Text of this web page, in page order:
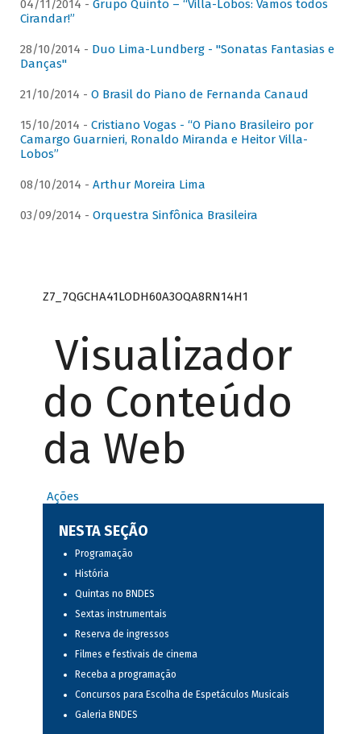
04/11/2014 - Grupo Quinto – “Villa-Lobos: Vamos todos
Cirandar!”
28/10/2014 - Duo Lima-Lundberg - "Sonatas Fantasias e
Danças"
21/10/2014 - O Brasil do Piano de Fernanda Canaud
15/10/2014 - Cristiano Vogas - “O Piano Brasileiro por
Camargo Guarnieri, Ronaldo Miranda e Heitor Villa-
Lobos”
08/10/2014 - Arthur Moreira Lima
03/09/2014 - Orquestra Sinfônica Brasileira
Z7_7QGCHA41LODH60A3OQA8RN14H1
Visualizador
do Conteúdo
da Web
Ações
NESTA SEÇÃO
Programação
História
Quintas no BNDES
Sextas instrumentais
Reserva de ingressos
Filmes e festivais de cinema
Receba a programação
Concursos para Escolha de Espetáculos Musicais
Galeria BNDES